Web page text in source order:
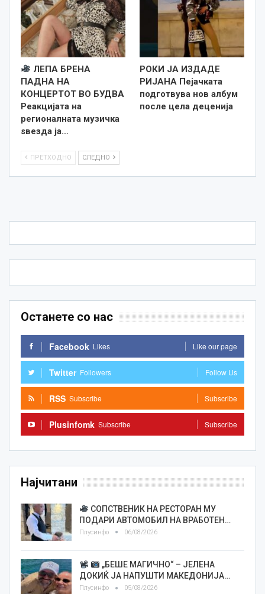
ЛЕПА БРЕНА
ПАДНА НА
КОНЦЕРТОТ ВО БУДВА
Реакцијата на
регионалната музичка
ѕвезда ја…
РОКИ ЈА ИЗДАДЕ
РИЈАНА Пејачката
подготвува нов албум
после цела деценија
ПРЕТХОДНО СЛЕДНО
Останете со нас
Facebook Likes Like our page
Twitter Followers Follow Us
RSS Subscribe Subscribe
Plusinfomk Subscribe Subscribe
Најчитани
СОПСТВЕНИК НА РЕСТОРАН МУ
ПОДАРИ АВТОМОБИЛ НА ВРАБОТЕН…
Плусинфо 06/08/2026
„БЕШЕ МАГИЧНО“ – ЈЕЛЕНА
ДОКИЌ ЈА НАПУШТИ МАКЕДОНИЈА…
Плусинфо 05/08/2026